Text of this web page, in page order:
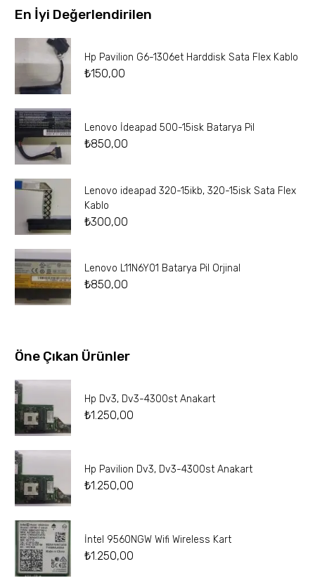
En İyi Değerlendirilen
Hp Pavilion G6-1306et Harddisk Sata Flex Kablo
₺150,00
Lenovo İdeapad 500-15isk Batarya Pil
₺850,00
Lenovo ideapad 320-15ikb, 320-15isk Sata Flex
Kablo
₺300,00
Lenovo L11N6Y01 Batarya Pil Orjinal
₺850,00
Öne Çıkan Ürünler
Hp Dv3, Dv3-4300st Anakart
₺1.250,00
Hp Pavilion Dv3, Dv3-4300st Anakart
₺1.250,00
İntel 9560NGW Wifi Wireless Kart
₺1.250,00